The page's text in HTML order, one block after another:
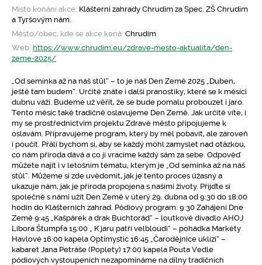
Místo konání akce: Klášterní zahrady Chrudim za Spec. ZŠ Chrudim
a Tyršovým nám.
Město/obec, kde se akce koná: Chrudim
Web: https://www.chrudim.eu/zdrave-mesto-aktualita/den-
zeme-2025/
„Od semínka až na náš stůl“ – to je náš Den Země 2025 „Duben,
ještě tam budem“. Určitě znáte i další pranostiky, které se k měsíci
dubnu váží. Budeme už věřit, že se bude pomalu probouzet i jaro.
Tento měsíc také tradičně oslavujeme Den Země. Jak určitě víte, i
my se prostřednictvím projektu Zdravé město připojujeme k
oslavám. Připravujeme program, který by měl pobavit, ale zároveň
i poučit. Přáli bychom si, aby se každý mohl zamyslet nad otázkou,
co nám příroda dává a co jí vracíme každý sám za sebe. Odpověď
můžete najít i v letošním tématu, kterým je „Od semínka až na náš
stůl“. Můžeme si zde uvědomit, jak je tento proces úžasný a
ukazuje nám, jak je příroda propojena s našimi životy. Přijďte si
společně s námi užít Den Země v úterý 29. dubna od 9:30 do 18:00
hodin do Klášterních zahrad. Pódiový program: 9:30 Zahájení Dne
Země 9:45 „Kašpárek a drak Buchtorád“ – loutkové divadlo AHOJ
Libora Štumpfa 15:00 „ K jaru patří velbloudi“ – pohádka Markéty
Havlové 16:00 kapela Optimystic 16:45 „Čarodějnice uklízí“ –
kabaret Jana Petráše (Poplety) 17:00 kapela Pouta Vedle
pódiových vystoupeních nezapomínáme na dílny tradičních